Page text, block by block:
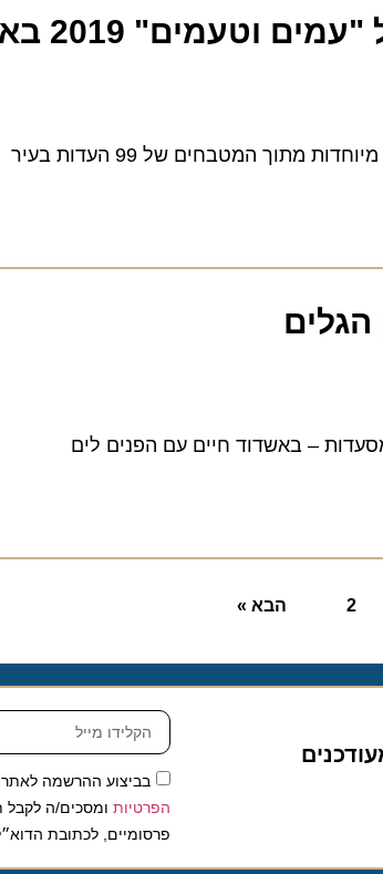
2019 באשדוד
המטבחים של 99 העדות בעיר
– באשדוד חיים עם הפנים לים
הבא »
בביצוע ההרשמה לאתר,
הפרטיותומסכים/ה לקבל
פרסומיים, לכתובת הדוא״ל